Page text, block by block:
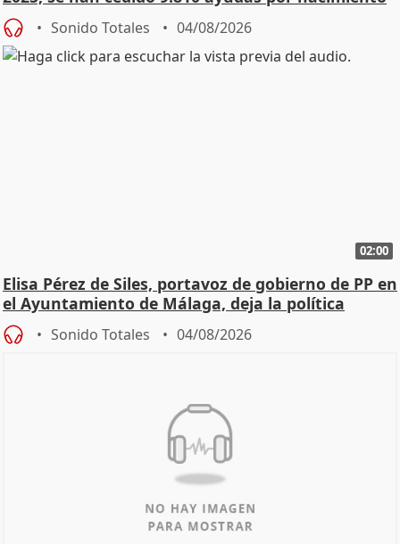
Sonido Totales 04/08/2026
02:00
Elisa Pérez de Siles, portavoz de gobierno de PP en
el Ayuntamiento de Málaga, deja la política
Sonido Totales 04/08/2026